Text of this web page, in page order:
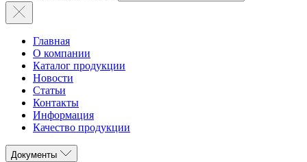
Главная
О компании
Каталог продукции
Новости
Статьи
Контакты
Информация
Качество продукции
Документы